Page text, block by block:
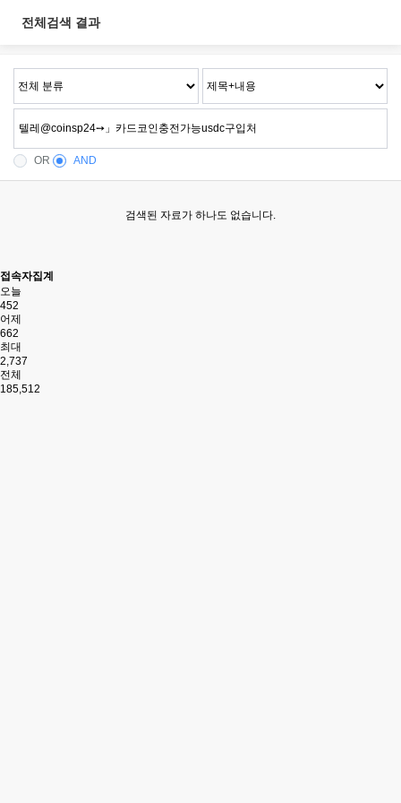
전체검색 결과
OR AND
검색된 자료가 하나도 없습니다.
접속자집계
오늘
452
어제
662
최대
2,737
전체
185,512